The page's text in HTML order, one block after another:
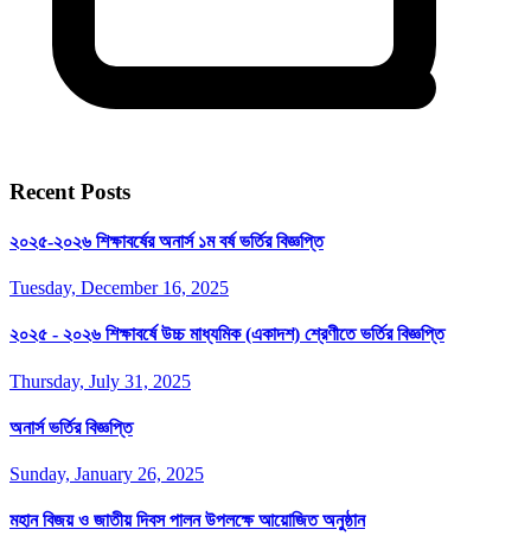
Recent Posts
২০২৫-২০২৬ শিক্ষাবর্ষের অনার্স ১ম বর্ষ ভর্তির বিজ্ঞপ্তি
Tuesday, December 16, 2025
২০২৫ - ২০২৬ শিক্ষাবর্ষে উচ্চ মাধ্যমিক (একাদশ) শ্রেণীতে ভর্তির বিজ্ঞপ্তি
Thursday, July 31, 2025
অনার্স ভর্তির বিজ্ঞপ্তি
Sunday, January 26, 2025
মহান বিজয় ও জাতীয় দিবস পালন উপলক্ষে আয়োজিত অনুষ্ঠান